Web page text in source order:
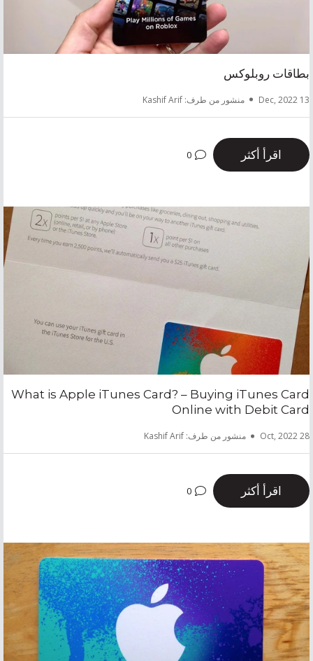
بطاقات روبلوكس
13 Dec, 2022 منشور من طرف: Kashif Arif
اقرأ أكثر 0
What is Apple iTunes Card? – Buying iTunes Card
Online with Debit Card
28 Oct, 2022 منشور من طرف: Kashif Arif
اقرأ أكثر 0